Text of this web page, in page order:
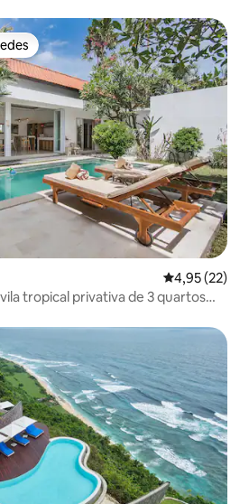
dos hóspedes
4,95 de uma
4,95 (22)
tropical privativa de 3 quartos